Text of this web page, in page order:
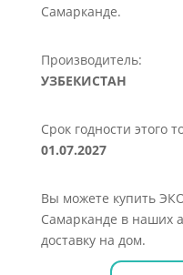
Самарканде.
Производитель:
УЗБЕКИСТАН
Срок годности этого
01.07.2027
Вы можете купить
Самарканде в наших
доставку на дом.